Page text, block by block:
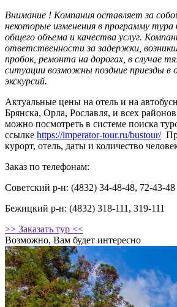
Внимание ! Компания оставляет за
некоторые изменения в программу тура
общего объема и качества услуг.
ответственности за задержки,
пробок, ремонта на дорогах, в случае
ситуации возможны поздние приезды в
экскурсий.
Актуальные цены на отель и на
Брянска, Орла, Рославля, и всех
можно посмотреть в системе поиска
ссылке https://imperator-tour.ru/bustour/
курорт, отель, даты и количество
Заказ по телефонам:
Советский р-н: (4832) 34-48-48, 72-43-48
Бежицкий р-н: (4832) 318-111, 319-111
>> Заказать тур <<
Возможно, Вам будет интересно